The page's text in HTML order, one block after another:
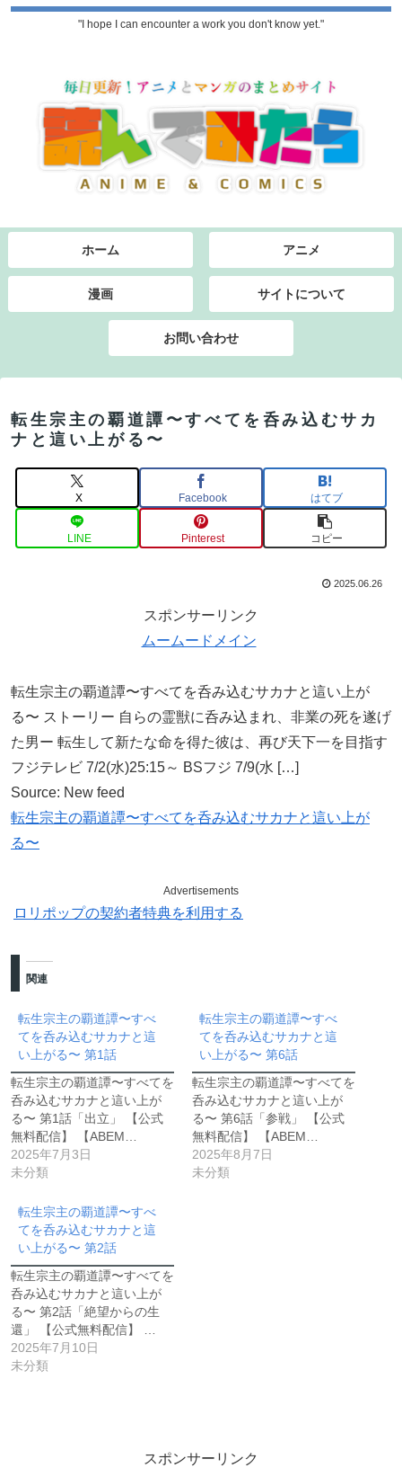
"I hope I can encounter a work you don't know yet."
ホーム アニメ
漫画 サイトについて
お問い合わせ
転生宗主の覇道譚〜すべてを呑み込むサカ
ナと這い上がる〜
X Facebook はてブ
LINE Pinterest コピー
2025.06.26
スポンサーリンク
ムームードメイン
転生宗主の覇道譚〜すべてを呑み込むサカナと這い上が
る〜 ストーリー 自らの霊獣に呑み込まれ、非業の死を遂げ
た男ー 転生して新たな命を得た彼は、再び天下一を目指す
フジテレビ 7/2(水)25:15～ BSフジ 7/9(水 […]
Source: New feed
転生宗主の覇道譚〜すべてを呑み込むサカナと這い上が
る〜
Advertisements
ロリポップの契約者特典を利用する
関連
転生宗主の覇道譚〜すべ
てを呑み込むサカナと這
い上がる〜 第1話
転生宗主の覇道譚〜すべてを
呑み込むサカナと這い上が
る〜 第1話「出立」 【公式
無料配信】 【ABEM…
2025年7月3日
未分類
転生宗主の覇道譚〜すべ
てを呑み込むサカナと這
い上がる〜 第6話
転生宗主の覇道譚〜すべてを
呑み込むサカナと這い上が
る〜 第6話「参戦」 【公式
無料配信】 【ABEM…
2025年8月7日
未分類
転生宗主の覇道譚〜すべ
てを呑み込むサカナと這
い上がる〜 第2話
転生宗主の覇道譚〜すべてを
呑み込むサカナと這い上が
る〜 第2話「絶望からの生
還」 【公式無料配信】 …
2025年7月10日
未分類
スポンサーリンク